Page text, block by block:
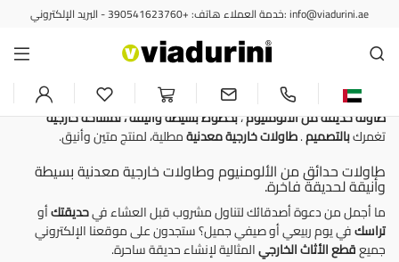
خدمة العملاء هاتف: +390541623760 - البريد الإلكتروني: info@viadurini.ae
طاولات الحدائق الخارجية
طاولات حدائق معدنية وألومنيوم -
تصميم إيطالي
طاولة حديقة من الألومنيوم،بخطوط بسيطة وأنيقة، لمساحة خارجية
تغمركبالتصميم.طاولات خارجية معدنيةمطلية، لمنتج متين وأنيق.
طاولات حدائق من الألومنيوم وطاولات خارجية معدنية بسيطة
وأنيقة لحديقة فاخرة.
ما أجمل من دعوة أصدقائك لتناول مشروب قبل العشاء فيحديقتكأو
تراسكفي يوم ربيعي أو صيفي جميل؟ ستجدون على موقعنا الإلكتروني
جميعقطع الأثاثالخارجيالمثالية لإنشاء حديقة ساحرة.